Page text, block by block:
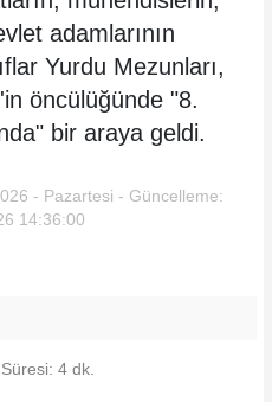
adamlarının
Yurdu Mezunları,
öncülüğünde "8.
bir araya geldi.
- Pazartesi - Güncelleme:
14:36:00
4 dk.